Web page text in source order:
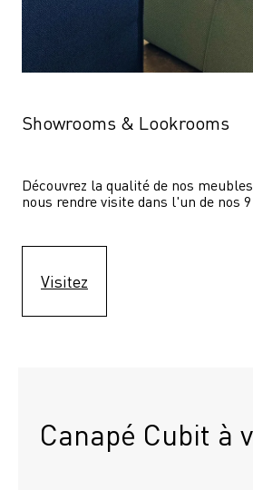
Showrooms & Lookrooms
Découvrez la qualité de nos
nous rendre visite dans l'un de nos
Visitez
Canapé Cubit à